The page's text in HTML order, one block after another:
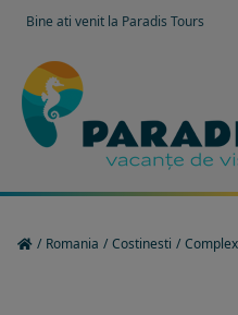
Bine ati venit la Paradis Tours
/ Romania / Costinesti / Complex